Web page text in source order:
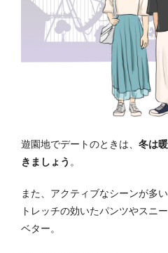
遊園地でデートのときは、 冬は
きましょう 。
また、アクティブなシーンが多
トレッチの効いたパンツやスニ
ベター。